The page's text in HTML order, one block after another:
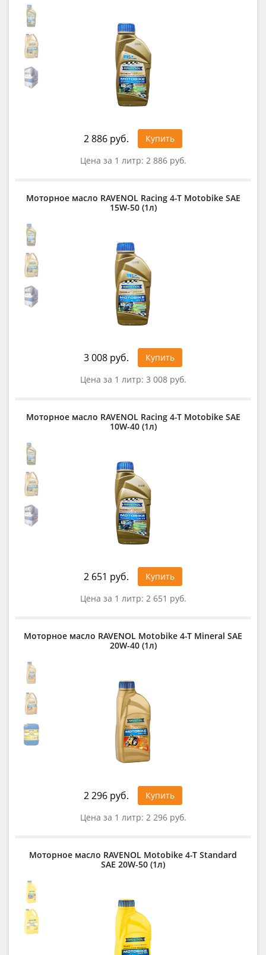
2 886 руб.
Купить
Цена за 1 литр: 2 886 руб.
Моторное масло RAVENOL Racing 4-T Motobike SAE
15W-50 (1л)
3 008 руб.
Купить
Цена за 1 литр: 3 008 руб.
Моторное масло RAVENOL Racing 4-T Motobike SAE
10W-40 (1л)
2 651 руб.
Купить
Цена за 1 литр: 2 651 руб.
Моторное масло RAVENOL Motobike 4-T Mineral SAE
20W-40 (1л)
2 296 руб.
Купить
Цена за 1 литр: 2 296 руб.
Моторное масло RAVENOL Motobike 4-T Standard
SAE 20W-50 (1л)